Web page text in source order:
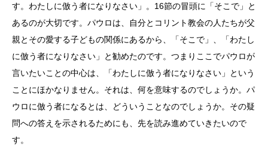
す。わたしに倣う者になりなさい」。16節の冒頭に「そこで」と
あるのが大切です。パウロは、自分とコリント教会の人たちが父
親とその愛する子どもの関係にあるから、「そこで」、「わたし
に倣う者になりなさい」と勧めたのです。つまりここでパウロが
言いたいことの中心は、「わたしに倣う者になりなさい」という
ことにほかなりません。それは、何を意味するのでしょうか。パ
ウロに倣う者になるとは、どういうことなのでしょうか。その疑
問への答えを示されるためにも、先を読み進めていきたいので
す。